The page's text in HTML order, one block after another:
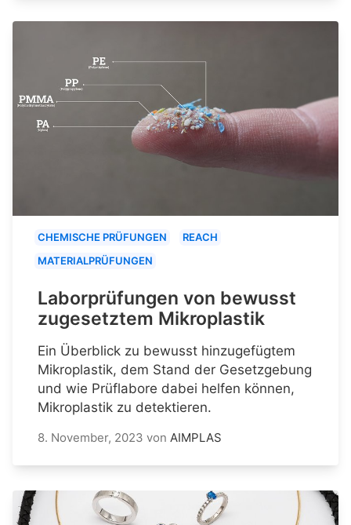
CHEMISCHE PRÜFUNGEN
REACH
MATERIALPRÜFUNGEN
Laborprüfungen von bewusst
zugesetztem Mikroplastik
Ein Überblick zu bewusst hinzugefügtem
Mikroplastik, dem Stand der Gesetzgebung
und wie Prüflabore dabei helfen können,
Mikroplastik zu detektieren.
8. November, 2023 von AIMPLAS